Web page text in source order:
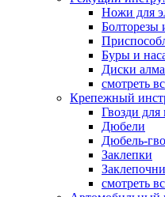
Ножи для
Болторезы
Буры и
Диски
смотреть
Крепежный
Гвозди для
Дюбели
Дюбель-
Заклепки
смотреть